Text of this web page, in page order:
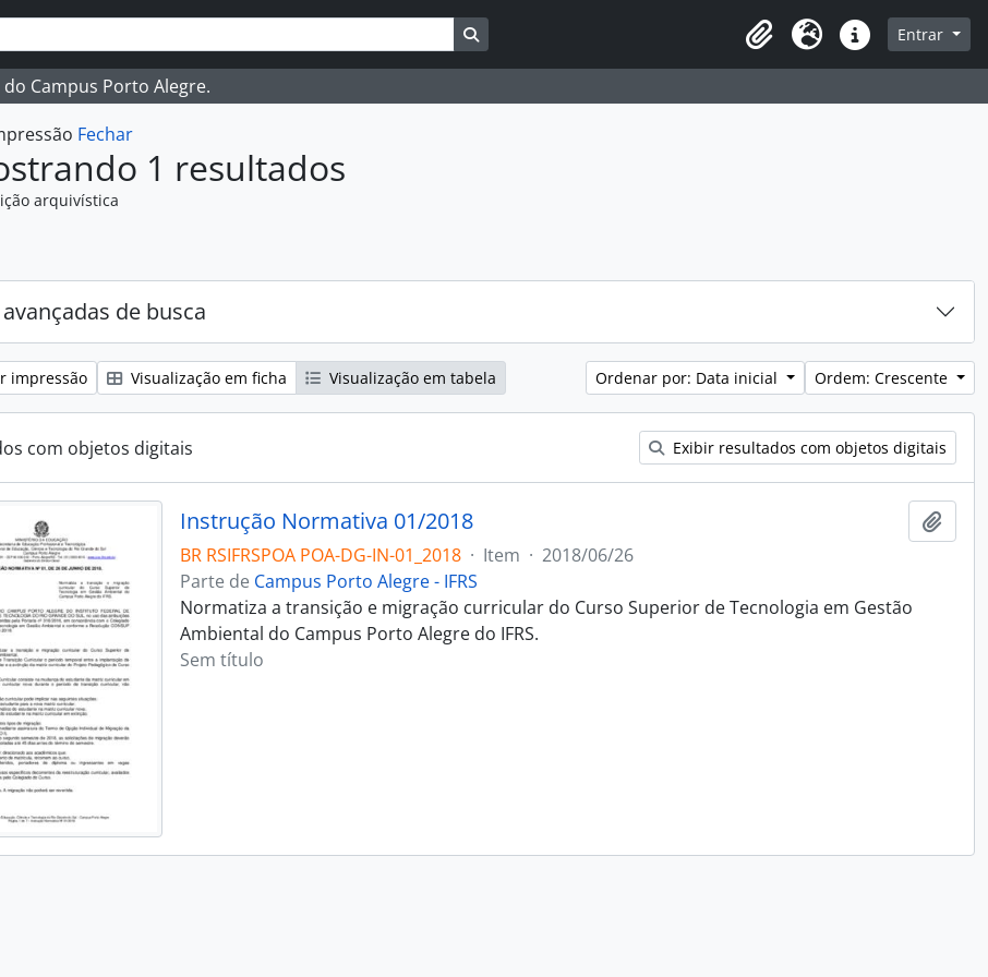
de busca Busque na página de navegação
Idioma Atalhos Entrar
Campus Porto Alegre.
Fechar
1 resultados
arquivística
de busca
impressão Visualização em ficha Visualização em tabela Ordenar por: Data inicial Ordem: Crescente
com objetos digitais Exibir resultados com objetos digitais
Instrução Normativa 01/2018
BR RSIFRSPOA POA-DG-IN-01_2018 · Item · 2018/06/26
Parte de Campus Porto Alegre - IFRS
Normatiza a transição e migração curricular do Curso Superior de Tecnologia em Gestão
Ambiental do Campus Porto Alegre do IFRS.
Sem título